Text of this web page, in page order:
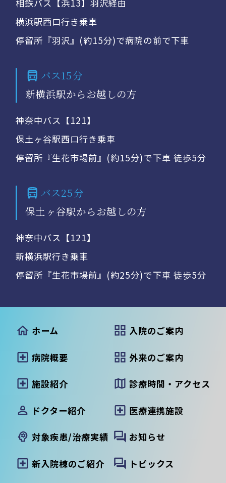
相鉄バス【浜13】羽沢経由
横浜駅西口行き乗車
停留所『羽沢』(約15分)で病院の前で下車
バス15分
新横浜駅からお越しの方
神奈中バス【121】
保土ヶ谷駅西口行き乗車
停留所『生花市場前』(約15分)で下車 徒歩5分
バス25分
保土ヶ谷駅からお越しの方
神奈中バス【121】
新横浜駅行き乗車
停留所『生花市場前』(約25分)で下車 徒歩5分
ホーム
病院概要
施設紹介
ドクター紹介
対象疾患/治療実績
新入院棟のご紹介
入院のご案内
外来のご案内
診療時間・アクセス
医療連携施設
お知らせ
トピックス